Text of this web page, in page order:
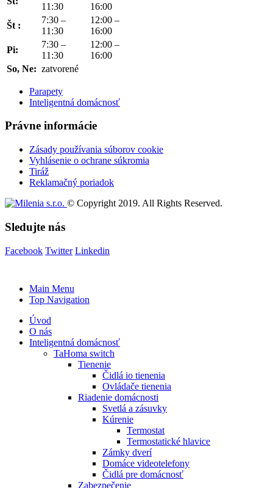
11:30
16:00
Št :
7:30 –
11:30
12:00 –
16:00
Pi:
7:30 –
11:30
12:00 –
16:00
So, Ne: zatvorené
Parapety
Inteligentná domácnosť
Právne informácie
Zásady používania súborov cookie
Vyhlásenie o ochrane súkromia
Tiráž
Reklamačný poriadok
© Copyright 2019. All Rights Reserved.
Sledujte nás
Facebook Twitter Linkedin
Main Menu
Top Navigation
Úvod
O nás
Inteligentná domácnosť
TaHoma switch
Tienenie
Čidlá io tienenia
Ovládače tienenia
Riadenie domácnosti
Svetlá a zásuvky
Kúrenie
Termostat
Termostatické hlavice
Zámky dverí
Domáce videotelefony
Čidlá pre domácnosť
Zabezpečenie